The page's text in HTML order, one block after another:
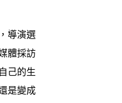
導演選
體採訪
己的生
是變成